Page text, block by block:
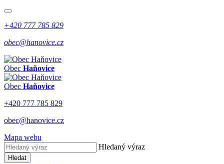
+420 777 785 829
obec@hanovice.cz
Obec Haňovice
Obec Haňovice
+420 777 785 829
obec@hanovice.cz
Mapa webu
Hledaný výraz
Hledat